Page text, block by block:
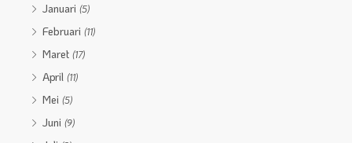
Januari(5)
Februari(11)
Maret(17)
April(11)
Mei(5)
Juni(9)